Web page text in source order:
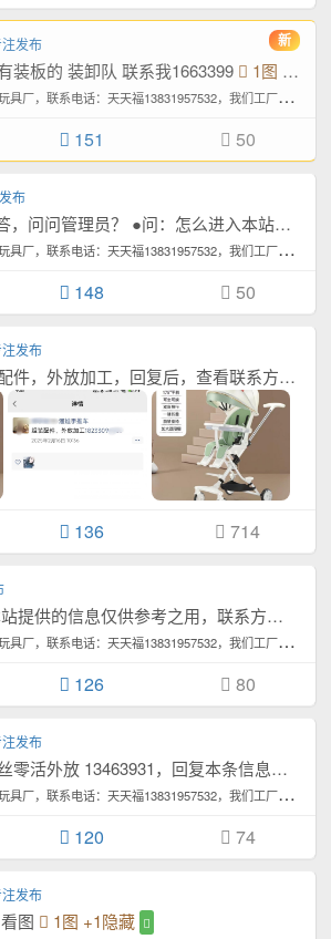
发布
装板的 装卸队 联系我1663399 1图 +1隐
河
北天天福儿童电动汽车玩具厂，联系电话：天天福13831957532，我们工厂专业生...4,565次浏览/月
151 50
布
●帮助中心 有问有答，问问管理员？ ●问：怎么进入本站童车网？ 答：电脑或...[详情]
河
北天天福儿童电动汽车玩具厂，联系电话：天天福13831957532，我们工厂专业生...4,565次浏览/月
148 50
发布
外放活来了，组装配件，外放加工，回复后，查看联系方式
136 714
本站免责声明： 本站提供的信息仅供参考之用，联系方式由发帖者直接提供，平台不担保真...[详情]
河
北天天福儿童电动汽车玩具厂，联系电话：天天福13831957532，我们工厂专业生...4,565次浏览/月
126 80
发布
外放活来了，打螺丝零活外放 13463931，回复本条信息，查看联系方式
河
北天天福儿童电动汽车玩具厂，联系电话：天天福13831957532，我们工厂专业生...4,565次浏览/月
120 74
发布
图 1图 +1隐藏